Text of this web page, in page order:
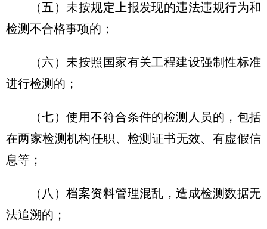
（五）未按规定上报发现的违法违规行为和
检测不合格事项的；
（六）未按照国家有关工程建设强制性标准
进行检测的；
（七）使用不符合条件的检测人员的，包括
在两家检测机构任职、检测证书无效、有虚假信
息等；
（八）档案资料管理混乱，造成检测数据无
法追溯的；